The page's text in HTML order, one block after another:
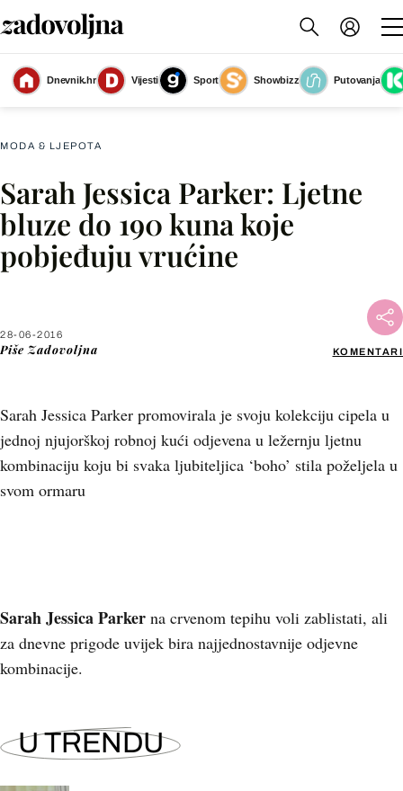
Dnevnik.hr Vijesti Sport Showbizz
Putovanja
Slika nije dostupna
MODA & LJEPOTA
Sarah Jessica Parker: Ljetne
bluze do 190 kuna koje
pobjeđuju vrućine
28-06-2016
Piše Zadovoljna KOMENTARI
Sarah Jessica Parker promovirala je svoju kolekciju cipela u
jednoj njujorškoj robnoj kući odjevena u ležernju ljetnu
kombinaciju koju bi svaka ljubiteljica ‘boho’ stila poželjela u
svom ormaru
Facebook
X
Sarah Jessica Parker na crvenom tepihu voli zablistati, ali
za dnevne prigode uvijek bira najjednostavnije odjevne
kombinacije.
U TRENDU